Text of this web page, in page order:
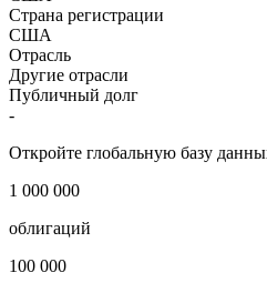
Наименование организации
JP Morgan Mortgage Trust 2007-S1
Наименование страны
США
Страна регистрации
Другие отрасли
-
Откройте глобальную базу данных
1 000 000